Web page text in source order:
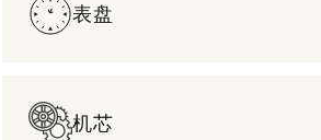
表盘
机芯